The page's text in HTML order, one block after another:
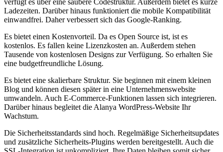
verfügt es über eine saubere Codestruktur. Außerdem bietet es kurze
Ladezeiten. Darüber hinaus funktioniert die mobile Kompatibilität
einwandfrei. Daher verbessert sich das Google-Ranking.
Es bietet einen Kostenvorteil. Da es Open Source ist, ist es
kostenlos. Es fallen keine Lizenzkosten an. Außerdem stehen
Tausende von kostenlosen Designs zur Verfügung. So erhalten Sie
eine budgetfreundliche Lösung.
Es bietet eine skalierbare Struktur. Sie beginnen mit einem kleinen
Blog und können diesen später in eine Unternehmenswebsite
umwandeln. Auch E-Commerce-Funktionen lassen sich integrieren.
Darüber hinaus begleitet die Alanya WordPress-Website Ihr
Wachstum.
Die Sicherheitsstandards sind hoch. Regelmäßige Sicherheitsupdates
und zusätzliche Sicherheits-Plugins werden bereitgestellt. Auch die